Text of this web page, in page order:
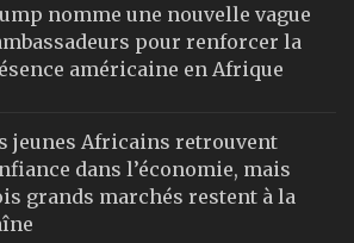
nomme une nouvelle vague
pour renforcer la
américaine en Afrique
jeunes Africains retrouvent
dans l’économie, mais
grands marchés restent à la